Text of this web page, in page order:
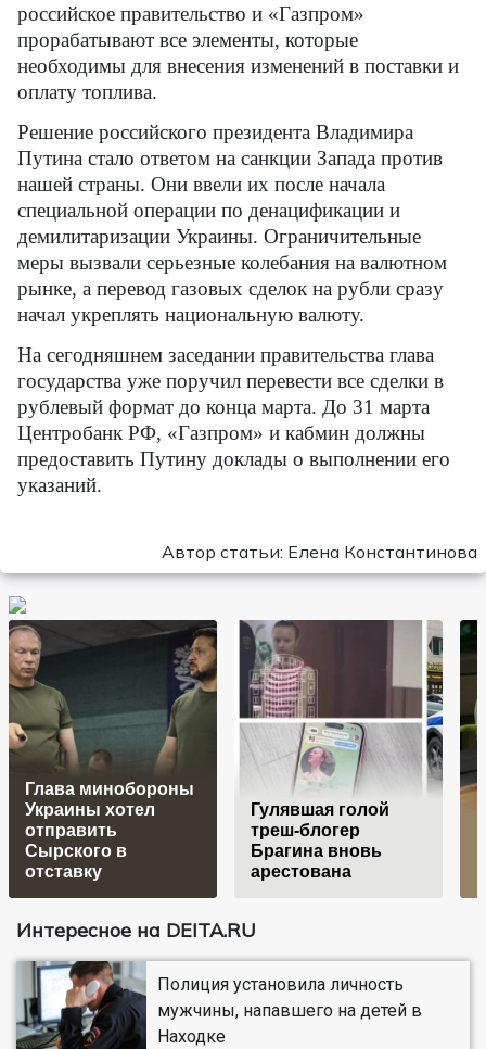
российское правительство и «Газпром»
прорабатывают все элементы, которые
необходимы для внесения изменений в поставки и
оплату топлива.
Решение российского президента Владимира
Путина стало ответом на санкции Запада против
нашей страны. Они ввели их после начала
специальной операции по денацификации и
демилитаризации Украины. Ограничительные
меры вызвали серьезные колебания на валютном
рынке, а перевод газовых сделок на рубли сразу
начал укреплять национальную валюту.
На сегодняшнем заседании правительства глава
государства уже поручил перевести все сделки в
рублевый формат до конца марта. До 31 марта
Центробанк РФ, «Газпром» и кабмин должны
предоставить Путину доклады о выполнении его
указаний.
Автор статьи: Елена Константинова
Глава минобороны
Украины хотел
отправить
Сырского в
отставку
Гулявшая голой
треш-блогер
Брагина вновь
арестована
Интересное на DEITA.RU
Полиция установила личность
мужчины, напавшего на детей в
Находке